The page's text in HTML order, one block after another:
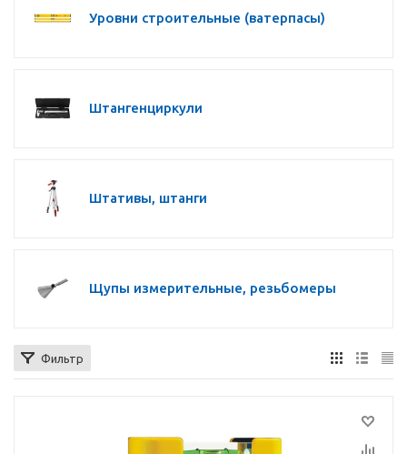
Уровни строительные (ватерпасы)
Штангенциркули
Штативы, штанги
Щупы измерительные, резьбомеры
Фильтр